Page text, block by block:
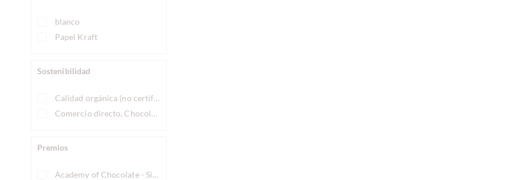
blanco
Papel Kraft
Sostenibilidad
Calidad orgánica (no certificada)
Comercio directo, Chocolate Comercio justo
Premios
Academy of Chocolate - Silber